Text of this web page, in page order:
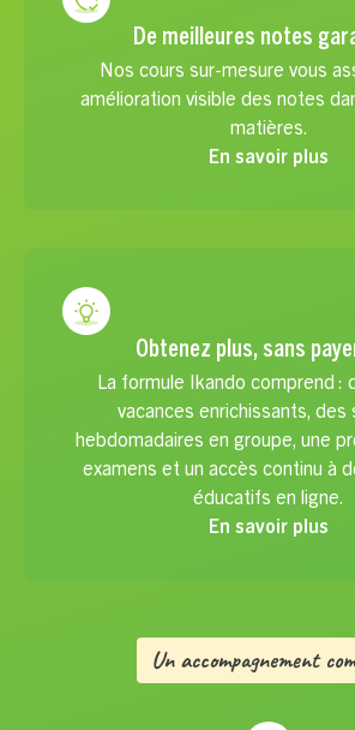
De meilleures notes
Nos cours sur-mesure vous
amélioration visible des notes
matières.
En savoir plus
Obtenez plus, sans
La formule Ikando comprend :
vacances enrichissants, des
hebdomadaires en groupe, une
examens et un accès continu à
éducatifs en ligne.
En savoir plus
Un accompagnement